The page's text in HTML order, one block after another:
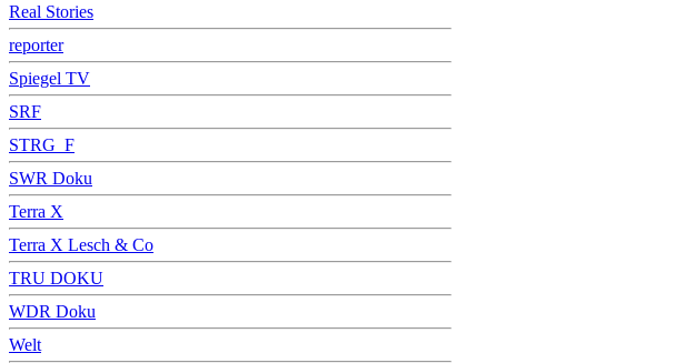
Real Stories
reporter
Spiegel TV
SRF
STRG_F
SWR Doku
Terra X
Terra X Lesch & Co
TRU DOKU
WDR Doku
Welt